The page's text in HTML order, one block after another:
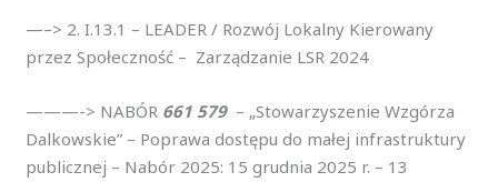
—–> 2. I.13.1 – LEADER / Rozwój Lokalny Kierowany
przez Społeczność – Zarządzanie LSR 2024
———-> NABÓR 661 579– „Stowarzyszenie Wzgórza
Dalkowskie” – Poprawa dostępu do małej infrastruktury
publicznej – Nabór 2025: 15 grudnia 2025 r. – 13